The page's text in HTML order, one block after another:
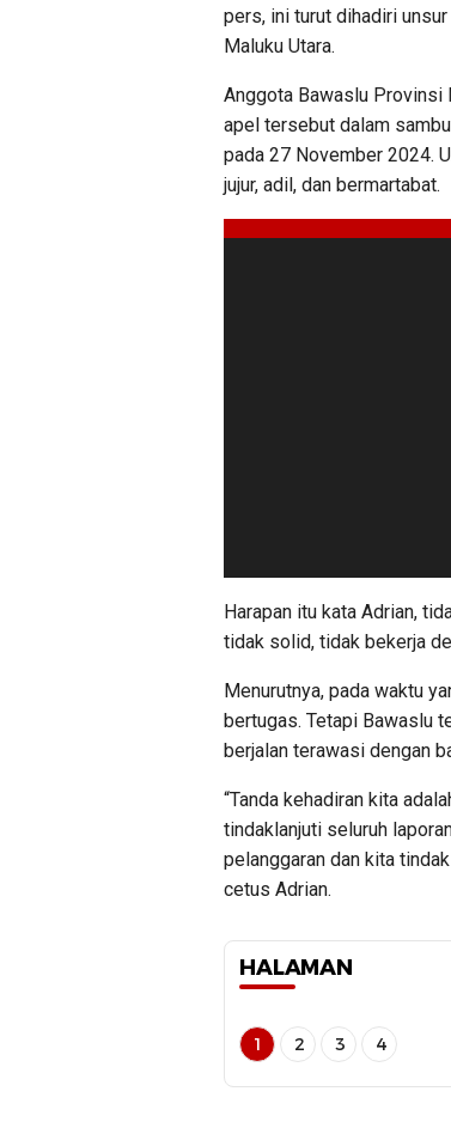
pers, ini turut dihadiri
Maluku Utara.
Anggota Bawaslu Provinsi
apel tersebut dalam
pada 27 November 2024.
jujur, adil, dan bermartabat.
Harapan itu kata Adrian,
tidak solid, tidak bekerja
Menurutnya, pada waktu
bertugas. Tetapi Bawaslu
berjalan terawasi dengan
“Tanda kehadiran kita
tindaklanjuti seluruh
pelanggaran dan kita
cetus Adrian.
HALAMAN
1 2 3 4